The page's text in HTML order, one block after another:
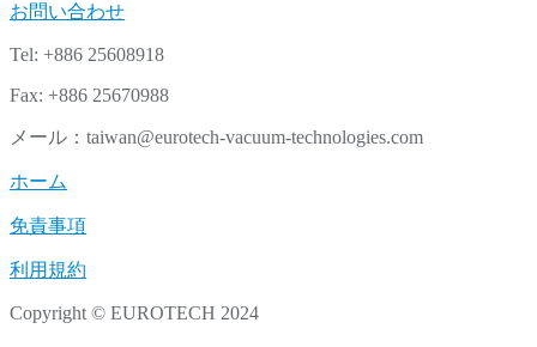
お問い合わせ
Tel: +886 25608918
Fax: +886 25670988
メール：taiwan@eurotech-vacuum-technologies.com
ホーム
免責事項
利用規約
Copyright © EUROTECH 2024